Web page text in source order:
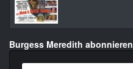
Burgess Meredith abonnieren